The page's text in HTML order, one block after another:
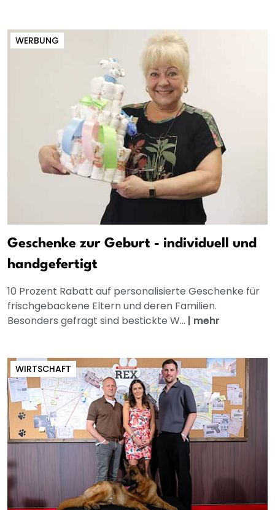
WERBUNG
Geschenke zur Geburt - individuell und
handgefertigt
10 Prozent Rabatt auf personalisierte Geschenke für
frischgebackene Eltern und deren Familien.
Besonders gefragt sind bestickte W... | mehr
WIRTSCHAFT